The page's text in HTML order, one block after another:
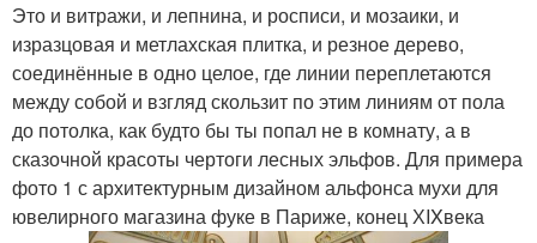
Это и витражи, и лепнина, и росписи, и мозаики, и
изразцовая и метлахская плитка, и резное дерево,
соединённые в одно целое, где линии переплетаются
между собой и взгляд скользит по этим линиям от пола
до потолка, как будто бы ты попал не в комнату, а в
сказочной красоты чертоги лесных эльфов. Для примера
фото 1 с архитектурным дизайном альфонса мухи для
ювелирного магазина фуке в Париже, конец ХIXвека